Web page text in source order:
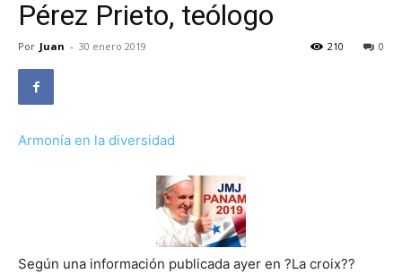
Pérez Prieto, teólogo
Por Juan - 30 enero 2019 0
210
Armonía en la diversidad
Según una información publicada ayer en ?La croix??